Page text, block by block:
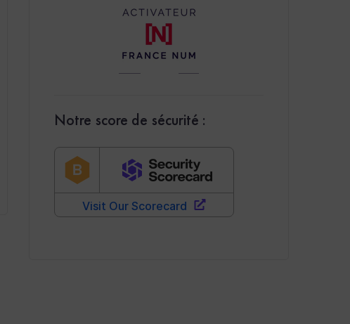
Notre score de sécurité :